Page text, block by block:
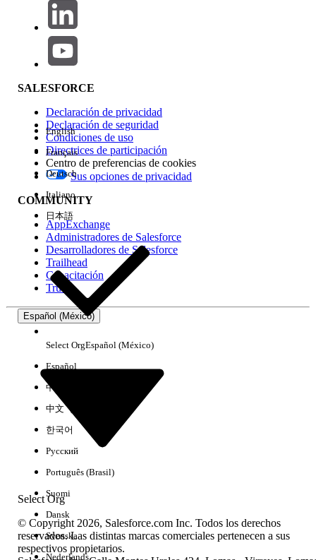
Repercusión de función
Edición
Experiencia
No hay resultados
SALESFORCE
Declaración de privacidad
Declaración de seguridad
Condiciones de uso
Directrices de participación
Centro de preferencias de cookies
Sus opciones de privacidad
COMMUNITY
AppExchange
Administradores de Salesforce
Desarrolladores de Salesforce
Trailhead
Capacitación
Trust
Español (México)
Select Org
English
Français
Deutsch
Italiano
日本語
Select OrgEspañol (México)
Español
中文（简体）
中文（繁體）
한국어
Русский
Português (Brasil)
Suomi
Dansk
Svenska
Nederlands
© Copyright 2026, Salesforce.com Inc. Todos los derechos
reservados. Las distintas marcas comerciales pertenecen a sus
respectivos propietarios.